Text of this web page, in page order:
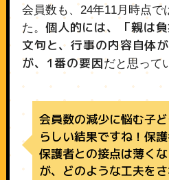
会員数も、24年11月時点で
た。 個人的には、「親は
文句と、行事の内容自体
が、1番の要因だと思って
会員数の減少に悩む子
らしい結果ですね！保
保護者との接点は薄く
が、どのような工夫を